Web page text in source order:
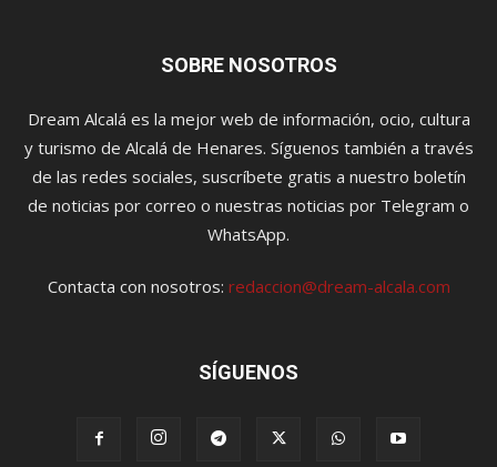
SOBRE NOSOTROS
Dream Alcalá es la mejor web de información, ocio, cultura
y turismo de Alcalá de Henares. Síguenos también a través
de las redes sociales, suscríbete gratis a nuestro boletín
de noticias por correo o nuestras noticias por Telegram o
WhatsApp.
Contacta con nosotros: redaccion@dream-alcala.com
SÍGUENOS